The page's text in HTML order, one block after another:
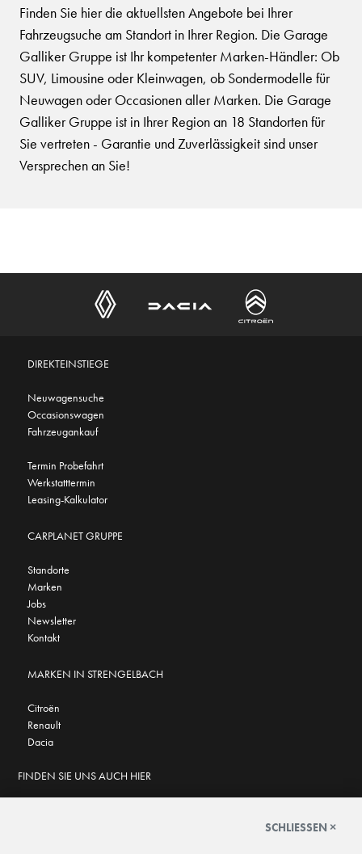
Finden Sie hier die aktuellsten Angebote bei Ihrer
Fahrzeugsuche am Standort in Ihrer Region. Die Garage
Galliker Gruppe ist Ihr kompetenter Marken-Händler: Ob
SUV, Limousine oder Kleinwagen, ob Sondermodelle für
Neuwagen oder Occasionen aller Marken. Die Garage
Galliker Gruppe ist in Ihrer Region an 18 Standorten für
Sie vertreten - Garantie und Zuverlässigkeit sind unser
Versprechen an Sie!
DIREKTEINSTIEGE
Neuwagensuche
Occasionswagen
Fahrzeugankauf
Termin Probefahrt
Werkstatttermin
Leasing-Kalkulator
CARPLANET GRUPPE
Standorte
Marken
Jobs
Newsletter
Kontakt
MARKEN IN STRENGELBACH
Citroën
Renault
Dacia
FINDEN SIE UNS AUCH HIER
SCHLIESSEN ×